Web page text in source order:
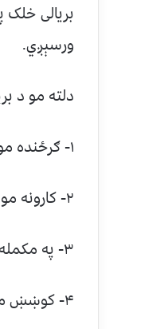
بریالی خلک
ورسېږي.
دلته مو د بریاليو خلکو ۲۱ فوق العاده
۱- ګرځنده موبایل مو بند کړئ.
۲- کارونه مو په ورځنۍ شکل لیست کړئ.
۳- په مکمله بنه تمرکز ولرئ.
۴- کوښښ مه کوئ چې حو کاره په یو وخت ترسره کړئ.